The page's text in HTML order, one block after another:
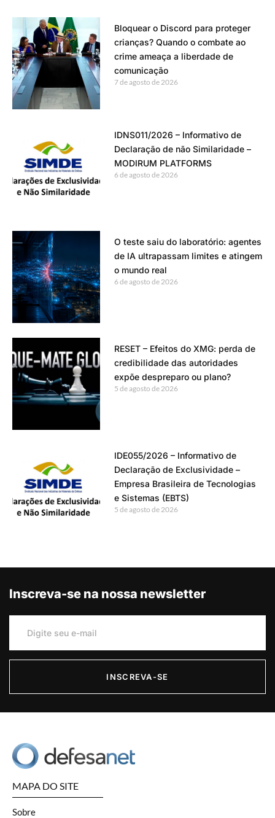
Bloquear o Discord para proteger
crianças? Quando o combate ao
crime ameaça a liberdade de
comunicação
7 de agosto de 2026
IDNS011/2026 – Informativo de
Declaração de não Similaridade –
MODIRUM PLATFORMS
6 de agosto de 2026
O teste saiu do laboratório: agentes
de IA ultrapassam limites e atingem
o mundo real
6 de agosto de 2026
RESET – Efeitos do XMG: perda de
credibilidade das autoridades
expõe despreparo ou plano?
5 de agosto de 2026
IDE055/2026 – Informativo de
Declaração de Exclusividade –
Empresa Brasileira de Tecnologias
e Sistemas (EBTS)
5 de agosto de 2026
Inscreva-se na nossa newsletter
INSCREVA-SE
MAPA DO SITE
Sobre